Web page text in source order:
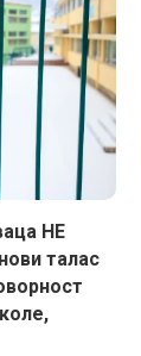
НЕ
талас